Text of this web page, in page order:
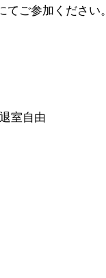
ご参加ください。
室自由